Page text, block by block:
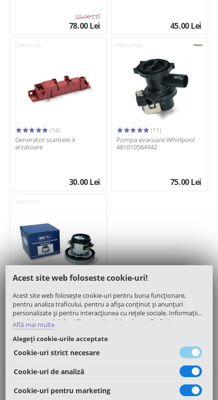
95.00Lei
78.00Lei 45.00Lei
COK601UN
(14)
Generator scanteie 4
arzatoare
30.00Lei
PMP025WH
(11)
Pompa evacuare Whirlpool
481010584942
75.00Lei
VAC047UN
Motor 1400W 137,5mm - SKL
100.00Lei
Contact
Acest site web foloseste cookie-uri!
Acest site web folosește cookie-uri pentru buna funcționare,
pentru analiza traficului, pentru a afișa conținut și anunțuri
personalizate și pentru interacțiunea cu rețele sociale. Informații
cu privire modul de utilizare a site-ului web, pot fi oferite
partenerilor noștri de publicitate, de analiză trafic, sau de tipul
rețelelor sociale. Aceștia le pot asocia și cu alte informații oferite de
dumneavoastră sau culese în urma folosirii serviciilor proprii.
Află mai multe
Alegeți cookie-urile acceptate
Cookie-uri strict necesare
Cookie-uri de analiză
Cookie-uri pentru marketing